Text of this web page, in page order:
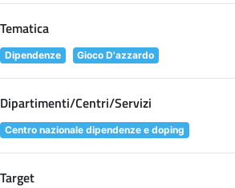
Tematica
Dipendenze Gioco D'azzardo
Dipartimenti/Centri/Servizi
Centro nazionale dipendenze e doping
Target